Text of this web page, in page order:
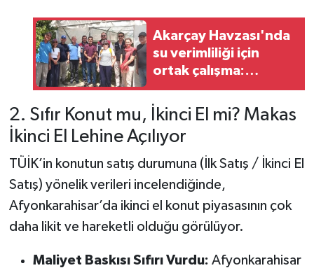
Akarçay Havzası'nda
su verimliliği için
ortak çalışma:
Çalıştay ve saha
incelemeleri
tamamlandı
2. Sıfır Konut mu, İkinci El mi? Makas
İkinci El Lehine Açılıyor
TÜİK’in konutun satış durumuna (İlk Satış / İkinci El
Satış) yönelik verileri incelendiğinde,
Afyonkarahisar’da ikinci el konut piyasasının çok
daha likit ve hareketli olduğu görülüyor.
Maliyet Baskısı Sıfırı Vurdu: Afyonkarahisar